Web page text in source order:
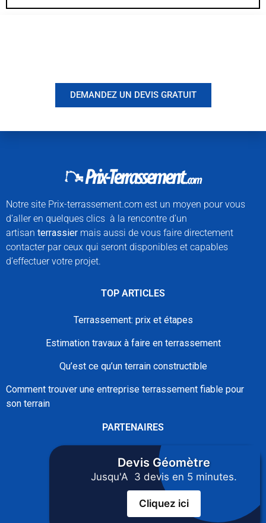
Devis Géomètre
Jusqu'A 3 devis en 5 minutes.
Cliquez ici
DEMANDEZ UN DEVIS GRATUIT
Notre site Prix-terrassement.com est un moyen pour vous
d’aller en quelques clics à la rencontre d’un
artisan terrassier mais aussi de vous faire directement
contacter par ceux qui seront disponibles et capables
d’effectuer votre projet.
TOP ARTICLES
Terrassement: prix et étapes
Estimation travaux à faire en terrassement
Qu’est ce qu’un terrain constructible
Comment trouver une entreprise terrassement fiable pour
son terrain
PARTENAIRES
isolationcombles.fr
guiderenovation.fr
nivellement.com